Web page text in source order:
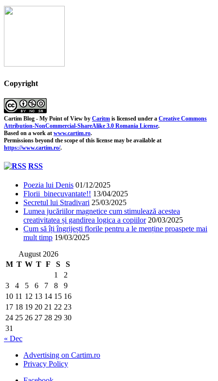
Copyright
Cartim Blog - My Point of View by Caritm is licensed under a Creative Commons
Attribution-NonCommercial-ShareAlike 3.0 Romania License.
Based on a work at www.cartim.ro.
Permissions beyond the scope of this license may be available at
https://www.cartim.ro/.
RSS
Poezia lui Denis 01/12/2025
Florii binecuvantate!! 13/04/2025
Secretul lui Stradivari 25/03/2025
Lumea jucăriilor magnetice cum stimulează acestea
creativitatea și gandirea logica a copiilor 20/03/2025
Cum să îți îngrijești florile pentru a le menține proaspete mai
mult timp 19/03/2025
August 2026
M T W T F S
S
1
2
3
4 5 6 7 8
9
10 11 12 13 14 15 16
17 18 19 20 21 22 23
24 25 26 27 28 29 30
31
« Dec
Advertising on Cartim.ro
Privacy Policy